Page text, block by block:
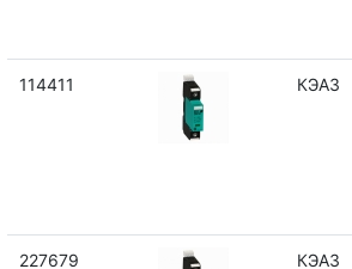
114411 КЭАЗ
227679 КЭАЗ